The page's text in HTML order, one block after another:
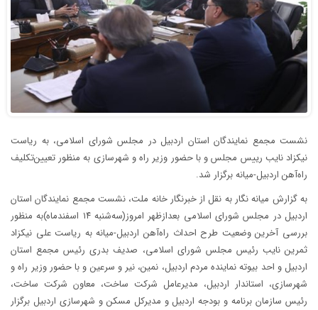
نشست مجمع نمایندگان استان اردبیل در مجلس شورای اسلامی، به ریاست
نیکزاد نایب رییس مجلس و با حضور وزیر راه و شهرسازی به منظور تعیین‌تکلیف
راه‌آهن اردبیل-میانه برگزار شد.
به گزارش میانه نگار به نقل از خبرنگار خانه ملت، نشست مجمع نمایندگان استان
اردبیل در مجلس شورای اسلامی بعدازظهر امروز(سه‌شنبه ۱۴ اسفندماه)به منظور
بررسی آخرین وضعیت طرح احداث راه‌آهن اردبیل-میانه به ریاست علی نیکزاد
ثمرین نایب رئیس مجلس شورای اسلامی، صدیف بدری رئیس مجمع استان
اردبیل و احد بیوته نماینده مردم اردبیل، نمین، نیر و سرعین و با حضور وزیر راه و
شهرسازی، استاندار اردبیل، مدیرعامل شرکت ساخت، معاون شرکت ساخت،
رئیس سازمان برنامه و بودجه اردبیل و مدیرکل مسکن و شهرسازی اردبیل برگزار